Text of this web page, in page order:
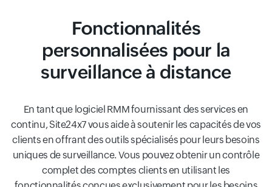
Fonctionnalités
personnalisées pour la
surveillance à distance
En tant que logiciel RMM fournissant des services en
continu, Site24x7 vous aide à soutenir les capacités de vos
clients en offrant des outils spécialisés pour leurs besoins
uniques de surveillance. Vous pouvez obtenir un contrôle
complet des comptes clients en utilisant les